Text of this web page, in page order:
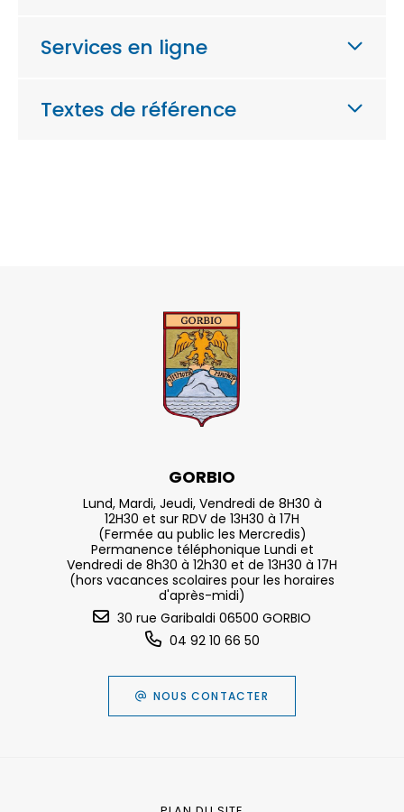
Services en ligne
Textes de référence
GORBIO
Lund, Mardi, Jeudi, Vendredi de 8H30 à
12H30 et sur RDV de 13H30 à 17H
(Fermée au public les Mercredis)
Permanence téléphonique Lundi et
Vendredi de 8h30 à 12h30 et de 13H30 à 17H
(hors vacances scolaires pour les horaires
d'après-midi)
30 rue Garibaldi 06500 GORBIO
04 92 10 66 50
NOUS CONTACTER